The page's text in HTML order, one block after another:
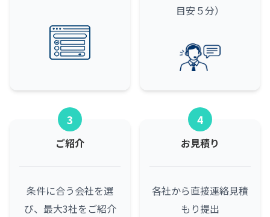
目安５分）
3
ご紹介
条件に合う会社を選
び、最大3社をご紹介
4
お見積り
各社から直接連絡見積
もり提出